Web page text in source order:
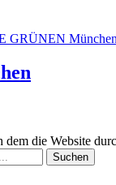
die Website
Suchen